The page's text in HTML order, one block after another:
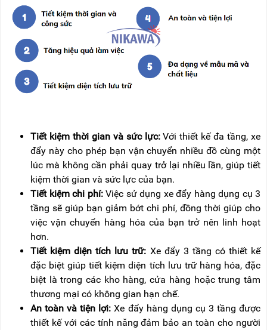
Tiết kiệm thời gian và sức lực:Với thiết kế đa tầng, xe
đẩy này cho phép bạn vận chuyển nhiều đồ cùng một
lúc mà không cần phải quay trở lại nhiều lần, giúp tiết
kiệm thời gian và sức lực của bạn.
Tiết kiệm chi phí: Việc sử dụng xe đẩy hàng dụng cụ 3
tầng sẽ giúp bạn giảm bớt chi phí, đồng thời giúp cho
việc vận chuyển hàng hóa của bạn trở nên linh hoạt
hơn.
Tiết kiệm diện tích lưu trữ: Xe đẩy 3 tầng có thiết kế
đặc biệt giúp tiết kiệm diện tích lưu trữ hàng hóa, đặc
biệt là trong các kho hàng, cửa hàng hoặc trung tâm
thương mại có không gian hạn chế.
An toàn và tiện lợi: Xe đẩy hàng dụng cụ 3 tầng được
thiết kế với các tính năng đảm bảo an toàn cho người